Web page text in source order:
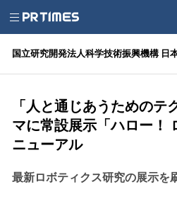
国立研究開発法人科学技術振興機構 日
「人と通じあうためのテ
マに常設展示「ハロー！
ニューアル
最新ロボティクス研究の展示を